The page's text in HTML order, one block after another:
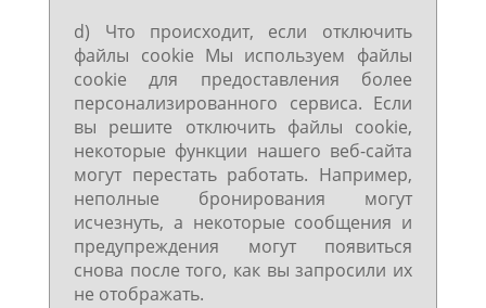
d) Что происходит, если отключить
файлы cookie Мы используем файлы
cookie для предоставления более
персонализированного сервиса. Если
вы решите отключить файлы cookie,
некоторые функции нашего веб-сайта
могут перестать работать. Например,
неполные бронирования могут
исчезнуть, а некоторые сообщения и
предупреждения могут появиться
снова после того, как вы запросили их
не отображать.